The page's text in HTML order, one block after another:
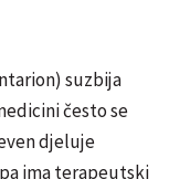
suzbija
često se
djeluje
ima terapeutski